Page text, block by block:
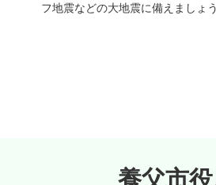
フ地震などの大地震に備えましょ
養父市